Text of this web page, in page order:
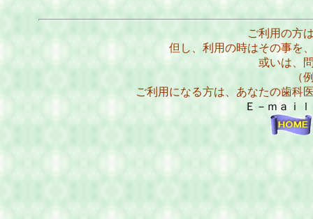
ご利用の方
但し、利用の時はその事を
或いは、
（
ご利用になる方は、あなたの歯科
Ｅ－ｍａｉ